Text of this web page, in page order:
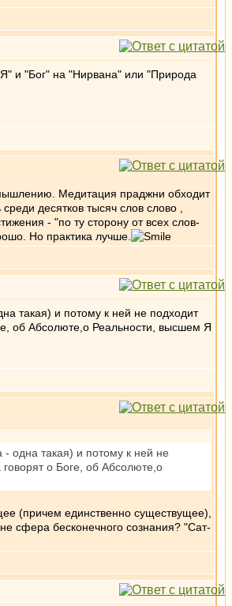
и "Бог" на "Нирвана" или "Природа
Медитация праджни обходит
десятков тысяч слов слово ,
- "по ту сторону от всех слов-
Но практика лучше.
такая) и потому к ней не подходит
об Абсолюте,о Реальности, высшем Я
одна такая) и потому к ней не
о Боге, об Абсолюте,о
(причем единственно существущее),
сфера бесконечного сознания? "Сат-